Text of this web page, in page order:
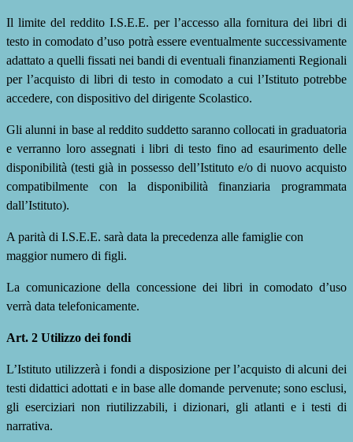
Il limite del reddito I.S.E.E. per l’accesso alla fornitura dei libri di
testo in comodato d’uso potrà essere eventualmente successivamente
adattato a quelli fissati nei bandi di eventuali finanziamenti Regionali
per l’acquisto di libri di testo in comodato a cui l’Istituto potrebbe
accedere, con dispositivo del dirigente Scolastico.
Gli alunni in base al reddito suddetto saranno collocati in graduatoria
e verranno loro assegnati i libri di testo fino ad esaurimento delle
disponibilità (testi già in possesso dell’Istituto e/o di nuovo acquisto
compatibilmente con la disponibilità finanziaria programmata
dall’Istituto).
A parità di I.S.E.E. sarà data la precedenza alle famiglie con
maggior numero di figli.
La comunicazione della concessione dei libri in comodato d’uso
verrà data telefonicamente.
Art. 2 Utilizzo dei fondi
L’Istituto utilizzerà i fondi a disposizione per l’acquisto di alcuni dei
testi didattici adottati e in base alle domande pervenute; sono esclusi,
gli eserciziari non riutilizzabili, i dizionari, gli atlanti e i testi di
narrativa.